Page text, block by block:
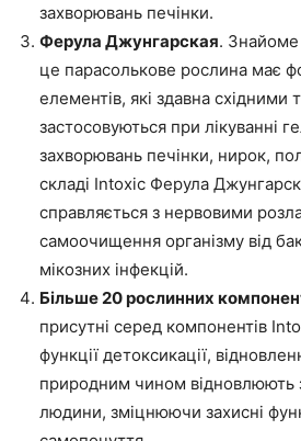
захворювань печінки.
Ферула Джунгарская. Знайоме
це парасолькове рослина має
елементів, які здавна східними
застосовуються при лікуванні
захворювань печінки, нирок,
складі Intoxic Ферула
справляється з нервовими
самоочищення організму від
мікозних інфекцій.
Більше 20 рослинних
присутні серед компонентів
функції детоксикації,
природним чином відновлюють
людини, зміцнюючи захисні